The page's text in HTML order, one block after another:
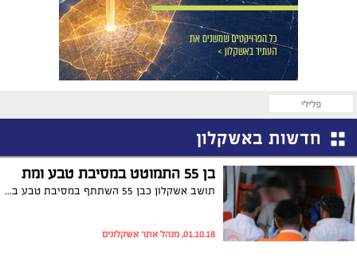
פלילי
חדשות באשקלון
בן 55 התמוטט במסיבת טבע ומת
תושב אשקלון כבן 55 השתתף במסיבת טבע בצפון והתמוטט במהלכה. הוא הובהל לבית החולים זיו בצפת תוך כדי פעולות החייאה, אך שם נקבע מותו. המשטרה פתחה בחקירה
01.10.18, מנהל אתר אשקלונים